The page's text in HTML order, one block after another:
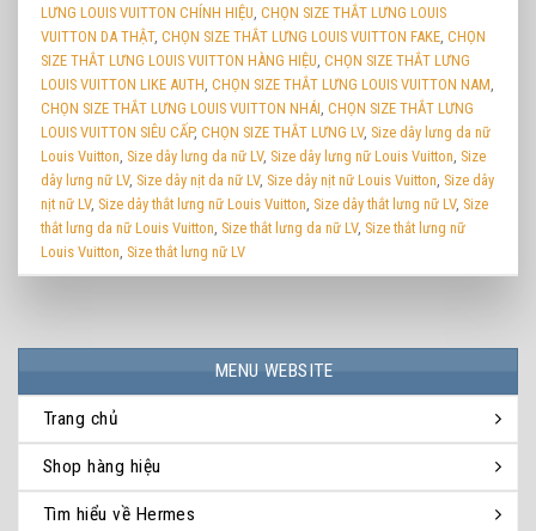
LƯNG LOUIS VUITTON CHÍNH HIỆU,CHỌN SIZE THẮT LƯNG LOUIS
VUITTON DA THẬT,CHỌN SIZE THẮT LƯNG LOUIS VUITTON FAKE,CHỌN
SIZE THẮT LƯNG LOUIS VUITTON HÀNG HIỆU,CHỌN SIZE THẮT LƯNG
LOUIS VUITTON LIKE AUTH,CHỌN SIZE THẮT LƯNG LOUIS VUITTON NAM,
CHỌN SIZE THẮT LƯNG LOUIS VUITTON NHÁI,CHỌN SIZE THẮT LƯNG
LOUIS VUITTON SIÊU CẤP,CHỌN SIZE THẮT LƯNG LV, Size dây lưng da nữ
Louis Vuitton, Size dây lưng da nữ LV, Size dây lưng nữ Louis Vuitton, Size
dây lưng nữ LV, Size dây nịt da nữ LV, Size dây nịt nữ Louis Vuitton, Size dây
nịt nữ LV, Size dây thắt lưng nữ Louis Vuitton, Size dây thắt lưng nữ LV, Size
thắt lưng da nữ Louis Vuitton, Size thắt lưng da nữ LV, Size thắt lưng nữ
Louis Vuitton, Size thắt lưng nữ LV
MENU WEBSITE
Trang chủ
Shop hàng hiệu
Tìm hiểu về Hermes